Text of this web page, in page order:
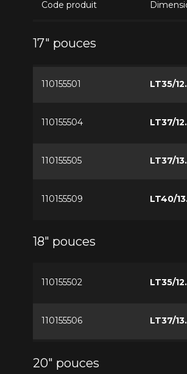
Code produit
17" pouces
110155501 LT35/
110155504 LT37/
110155505 LT37/
110155509 LT40/
18" pouces
110155502 LT35/
110155506 LT37/
20" pouces